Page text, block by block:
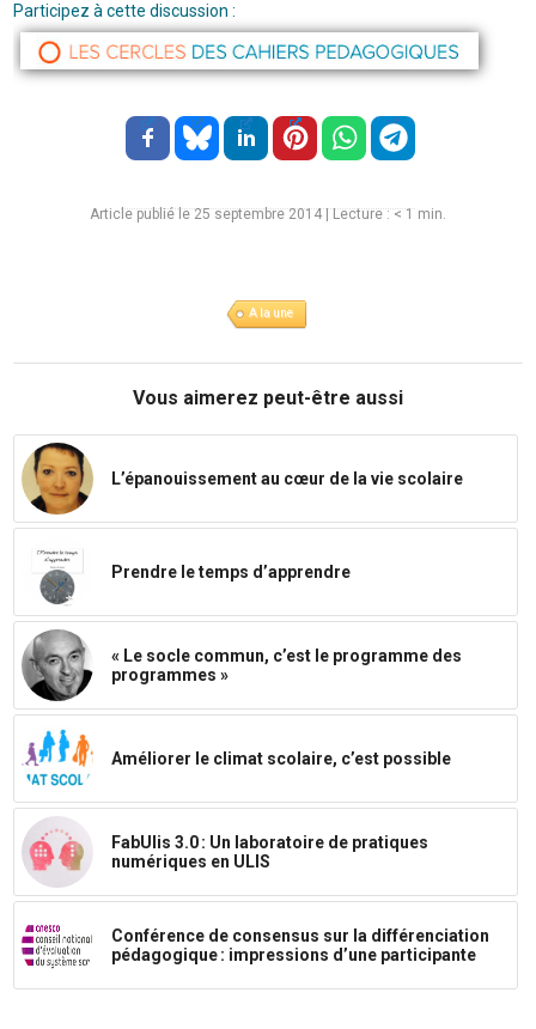
Participez à cette discussion :
Article publié le 25 septembre 2014|Lecture : < 1 min.
A la une
Vous aimerez peut-être aussi
L’épanouissement au cœur de la vie scolaire
Prendre le temps d’apprendre
« Le socle commun, c’est le programme des
programmes »
Améliorer le climat scolaire, c’est possible
FabUlis 3.0 : Un laboratoire de pratiques
numériques en ULIS
Conférence de consensus sur la différenciation
pédagogique : impressions d’une participante